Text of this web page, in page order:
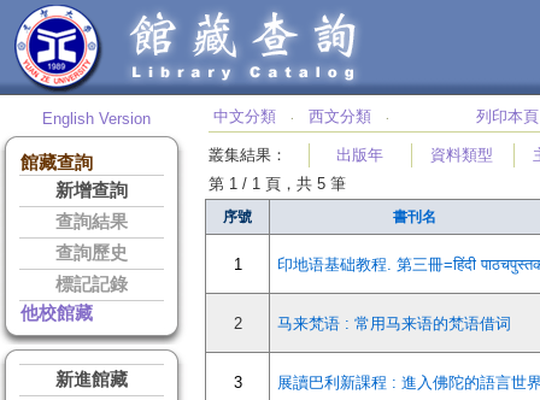
English Version
館藏查詢
新增查詢
查詢結果
查詢歷史
標記記錄
他校館藏
新進館藏
中文分類 ‧ 西文分類 ‧ 列印本頁
叢集結果 ： 出版年 資料類型
第 1 / 1 頁，共 5 筆
序號 書刊名
1 印地语基础教程. 第三冊=हिंदी
2 马来梵语 : 常用马来语的梵语借词
3 展讀巴利新課程 : 進入佛陀的語言世